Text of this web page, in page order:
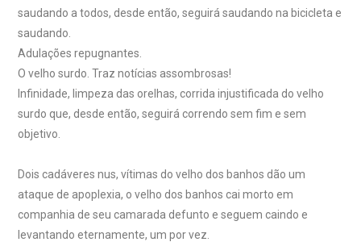
saudando a todos, desde então, seguirá saudando na bicicleta e
saudando.
Adulações repugnantes.
O velho surdo. Traz notícias assombrosas!
Infinidade, limpeza das orelhas, corrida injustificada do velho
surdo que, desde então, seguirá correndo sem fim e sem
objetivo.
Dois cadáveres nus, vítimas do velho dos banhos dão um
ataque de apoplexia, o velho dos banhos cai morto em
companhia de seu camarada defunto e seguem caindo e
levantando eternamente, um por vez.